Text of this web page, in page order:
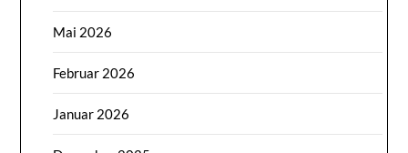
Mai 2026
Februar 2026
Januar 2026